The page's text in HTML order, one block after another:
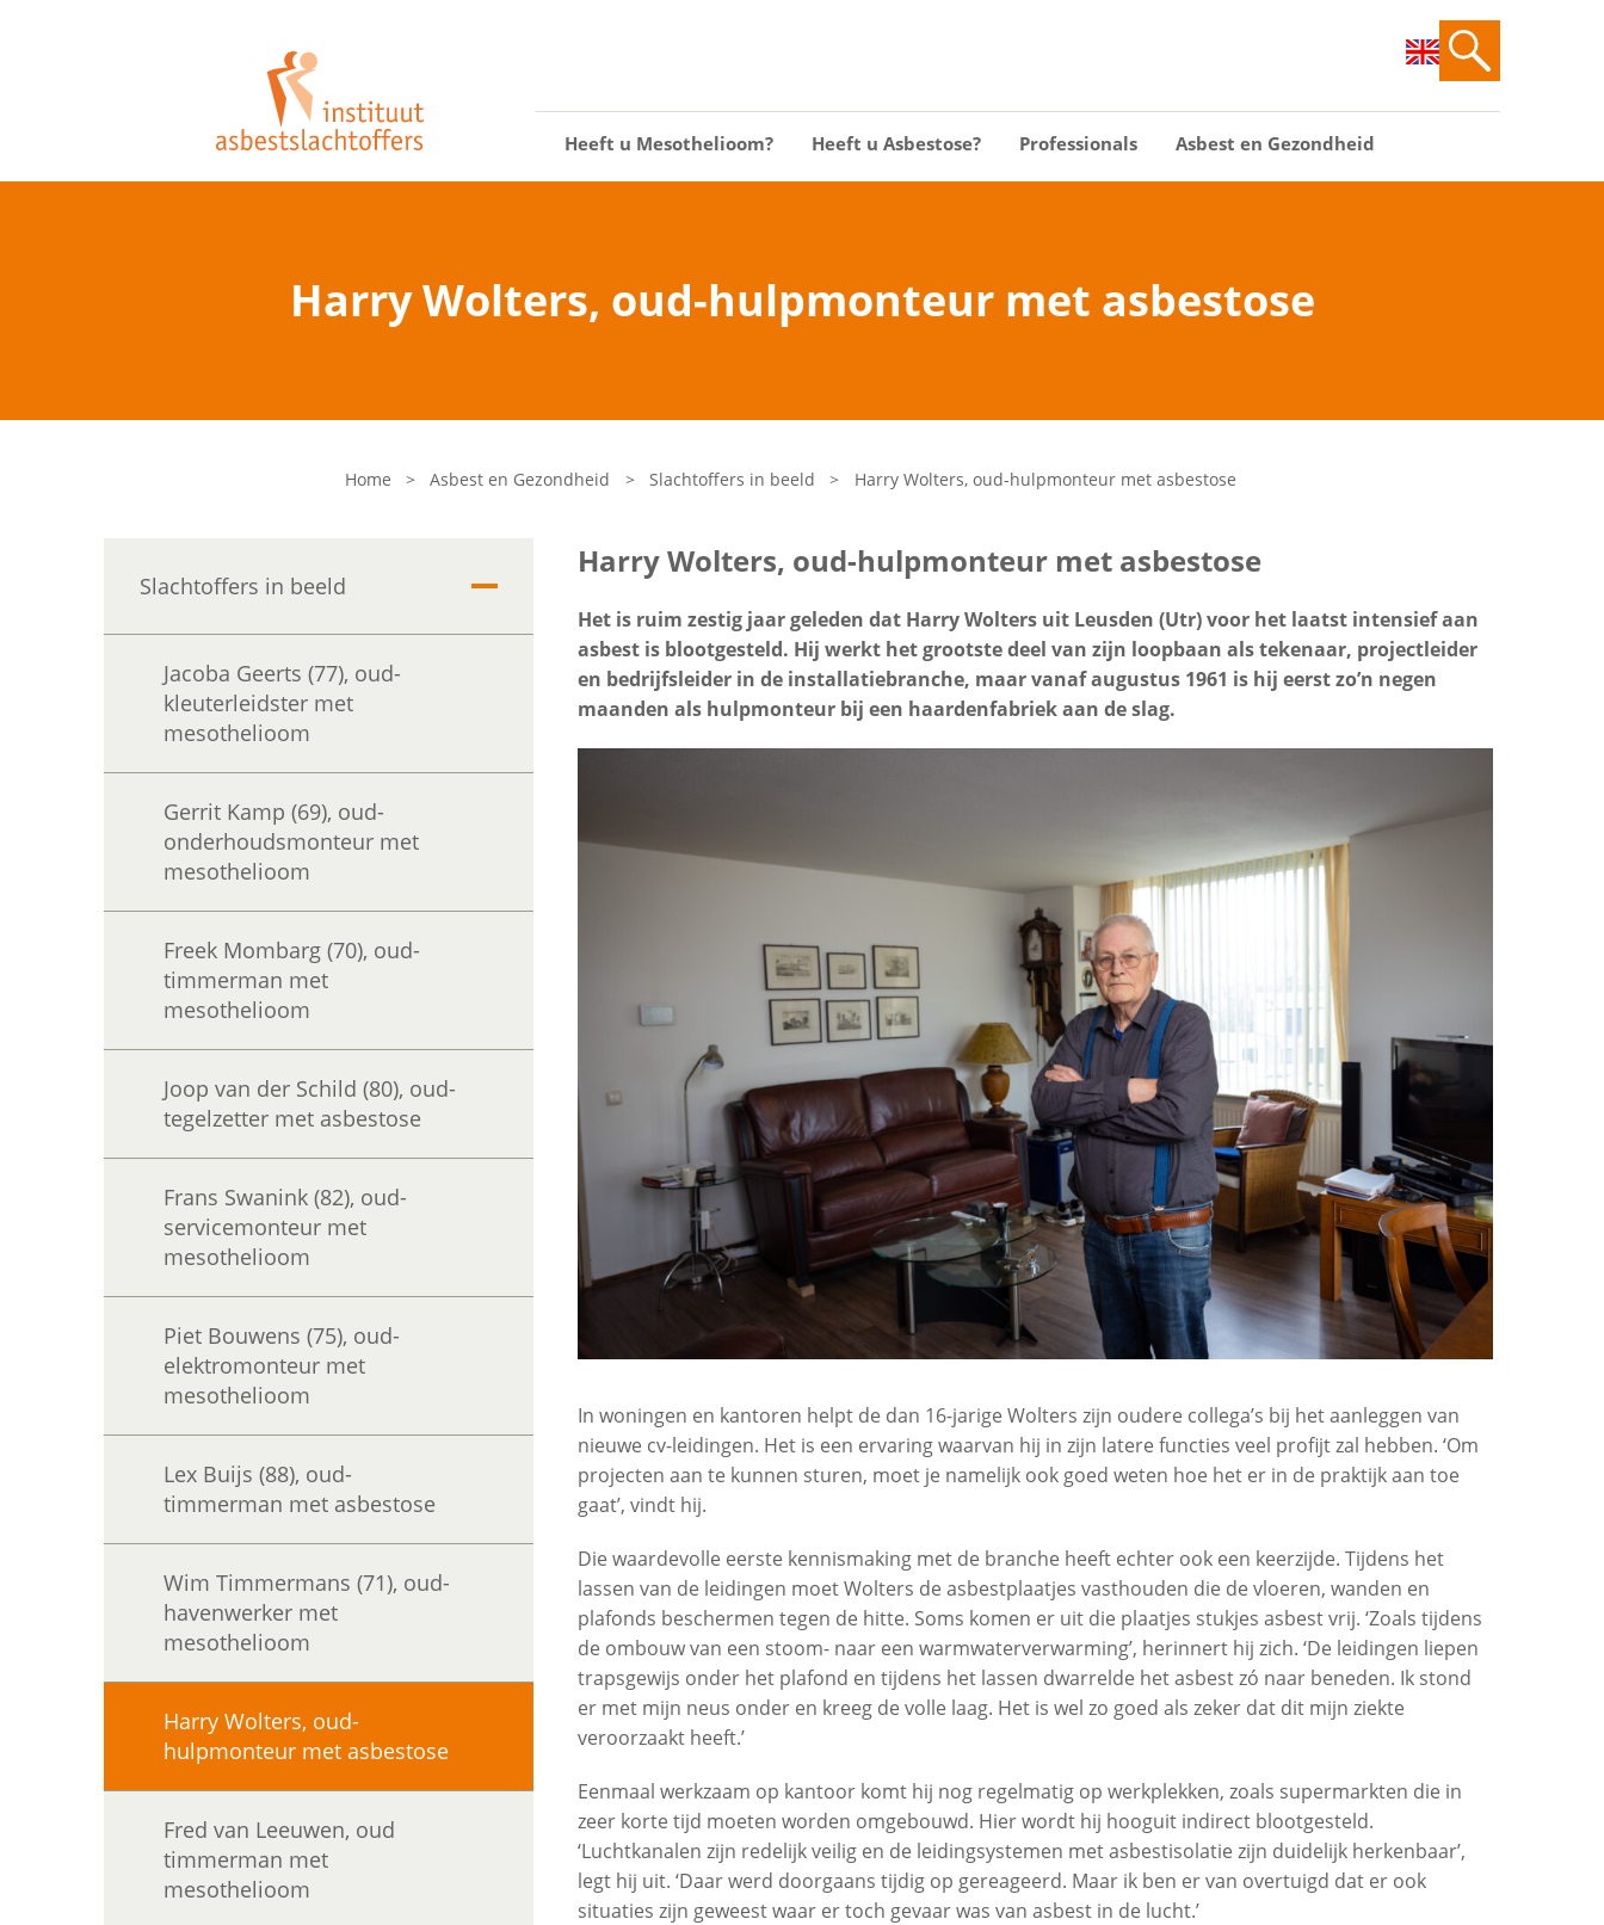
Heeft u Mesothelioom? Heeft u Asbestose? Professionals Asbest en Gezondheid
Harry Wolters, oud-hulpmonteur met asbestose
Home > Asbest en Gezondheid > Slachtoffers in beeld > Harry Wolters, oud-hulpmonteur met asbestose
Slachtoffers in beeld Uitvouwen
Jacoba Geerts (77), oud-
kleuterleidster met
mesothelioom
Gerrit Kamp (69), oud-
onderhoudsmonteur met
mesothelioom
Freek Mombarg (70), oud-
timmerman met
mesothelioom
Joop van der Schild (80), oud-
tegelzetter met asbestose
Frans Swanink (82), oud-
servicemonteur met
mesothelioom
Piet Bouwens (75), oud-
elektromonteur met
mesothelioom
Lex Buijs (88), oud-
timmerman met asbestose
Wim Timmermans (71), oud-
havenwerker met
mesothelioom
Harry Wolters, oud-
hulpmonteur met asbestose
Fred van Leeuwen, oud
timmerman met
mesothelioom
Harry Wolters, oud-hulpmonteur met asbestose
Het is ruim zestig jaar geleden dat Harry Wolters uit Leusden (Utr) voor het laatst intensief aan
asbest is blootgesteld. Hij werkt het grootste deel van zijn loopbaan als tekenaar, projectleider
en bedrijfsleider in de installatiebranche, maar vanaf augustus 1961 is hij eerst zo’n negen
maanden als hulpmonteur bij een haardenfabriek aan de slag.
In woningen en kantoren helpt de dan 16-jarige Wolters zijn oudere collega’s bij het aanleggen van
nieuwe cv-leidingen. Het is een ervaring waarvan hij in zijn latere functies veel profijt zal hebben. ‘Om
projecten aan te kunnen sturen, moet je namelijk ook goed weten hoe het er in de praktijk aan toe
gaat’, vindt hij.
Die waardevolle eerste kennismaking met de branche heeft echter ook een keerzijde. Tijdens het
lassen van de leidingen moet Wolters de asbestplaatjes vasthouden die de vloeren, wanden en
plafonds beschermen tegen de hitte. Soms komen er uit die plaatjes stukjes asbest vrij. ‘Zoals tijdens
de ombouw van een stoom- naar een warmwaterverwarming’, herinnert hij zich. ‘De leidingen liepen
trapsgewijs onder het plafond en tijdens het lassen dwarrelde het asbest zó naar beneden. Ik stond
er met mijn neus onder en kreeg de volle laag. Het is wel zo goed als zeker dat dit mijn ziekte
veroorzaakt heeft.’
Eenmaal werkzaam op kantoor komt hij nog regelmatig op werkplekken, zoals supermarkten die in
zeer korte tijd moeten worden omgebouwd. Hier wordt hij hooguit indirect blootgesteld.
‘Luchtkanalen zijn redelijk veilig en de leidingsystemen met asbestisolatie zijn duidelijk herkenbaar’,
legt hij uit. ‘Daar werd doorgaans tijdig op gereageerd. Maar ik ben er van overtuigd dat er ook
situaties zijn geweest waar er toch gevaar was van asbest in de lucht.’